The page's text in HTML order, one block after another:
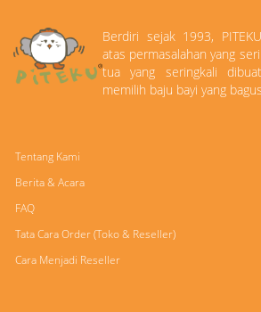
Berdiri sejak 1993,
atas permasalahan yang
tua yang seringkali
memilih baju bayi yang
Tentang Kami
Berita & Acara
FAQ
Tata Cara Order (Toko & Reseller)
Cara Menjadi Reseller